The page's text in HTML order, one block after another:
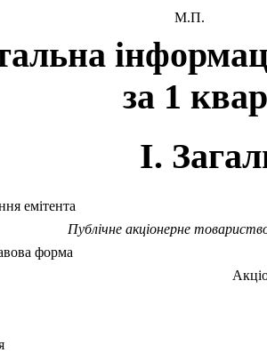
М.П.
за 1
I.
емітента
Публiчне акцiонерне
форма